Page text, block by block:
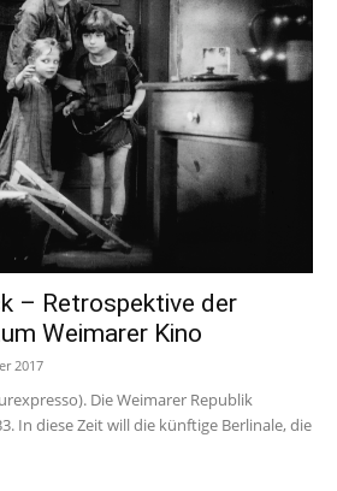
– Retrospektive der
Weimarer Kino
2017
Die Weimarer Republik
In diese Zeit will die künftige Berlinale, die